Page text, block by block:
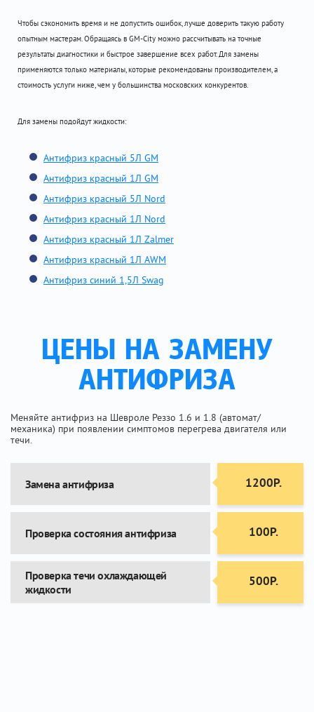
Чтобы сэкономить время и не допустить ошибок, лучше доверить такую работу
опытным мастерам. Обращаясь в GM-City можно рассчитывать на точные
результаты диагностики и быстрое завершение всех работ. Для замены
применяются только материалы, которые рекомендованы производителем, а
стоимость услуги ниже, чем у большинства московских конкурентов.
Для замены подойдут жидкости:
Антифриз красный 5Л GM
Антифриз красный 1Л GM
Антифриз красный 5Л Nord
Антифриз красный 1Л Nord
Антифриз красный 1Л Zalmer
Антифриз красный 1Л AWM
Антифриз синий 1,5Л Swag
ЦЕНЫ НА ЗАМЕНУ
АНТИФРИЗА
Меняйте антифриз на Шевроле Реззо 1.6 и 1.8 (автомат/
механика) при появлении симптомов перегрева двигателя или
течи.
Замена антифриза 1200Р.
Проверка состояния антифриза 100Р.
Проверка течи охлаждающей
жидкости
500Р.